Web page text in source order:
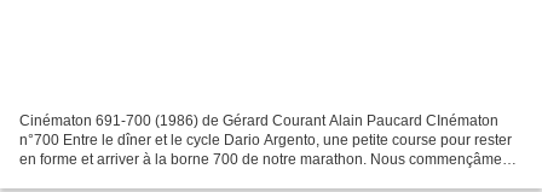
Cinématon 691-700 (1986) de Gérard Courant Alain Paucard CInématon
n°700 Entre le dîner et le cycle Dario Argento, une petite course pour rester
en forme et arriver à la borne 700 de notre marathon. Nous commençâmes